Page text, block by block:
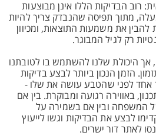
רוב הבדיקות הללו אינן מבוצעות
אלא רק מגיל 18 ומעלה, מתוך תפיסה שהנבדק צריך להיות
את משמעות התוצאות, ומכיוון
רק לגיל המבוגר.
אך היכולת שלנו להשתמש בו לטובתנו
הזמן הנכון ביותר לבצע בדיקות
אחד לפני שהטבע עושה את שלו -
באווירה רגועה ומבוקרת. בין אם
המשפחה ובין אם בשמירה על
לבצע את הבדיקות וגשו לייעוץ
לאתר דור ישרים.